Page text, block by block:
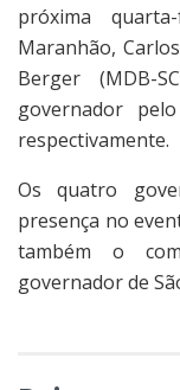
próxima
Maranhão,
Berger (MDB-
governador
respectivamente.
Os quatro
presença no
também o
governador de